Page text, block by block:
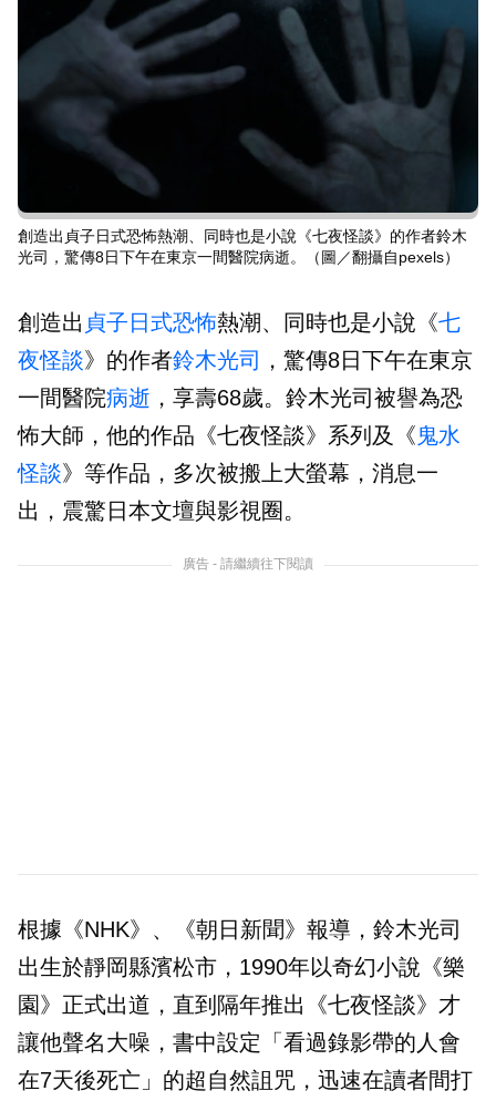
創造出貞子日式恐怖熱潮、同時也是小說《七夜怪談》的作者鈴木
光司，驚傳8日下午在東京一間醫院病逝。（圖／翻攝自pexels）
創造出 貞子 日式恐怖熱潮、同時也是小說《七
夜怪談》的作者鈴木光司
，驚傳8日下午在東京
一間醫院病逝 ，享壽68歲。鈴木光司被譽為恐
怖大師，他的作品《七夜怪談》系列及《鬼水
怪談》等作品，多次被搬上大螢幕，消息一
出，震驚日本文壇與影視圈。
廣告 - 請繼續往下閱讀
根據《NHK》、《朝日新聞》報導，鈴木光司
出生於靜岡縣濱松市，1990年以奇幻小說《樂
園》正式出道，直到隔年推出《七夜怪談》才
讓他聲名大噪，書中設定「看過錄影帶的人會
在7天後死亡」的超自然詛咒，迅速在讀者間打